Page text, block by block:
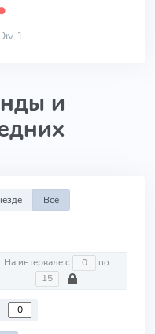
1
и
Все
На интервале с по